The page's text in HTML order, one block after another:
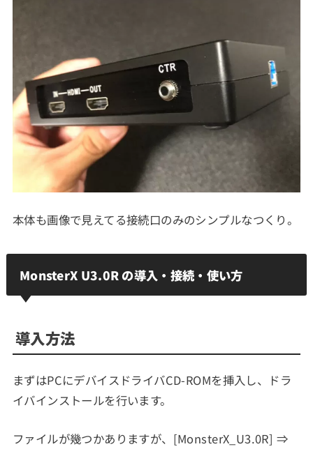
本体も画像で見えてる接続口のみのシンプルなつくり。
MonsterX U3.0R の導入・接続・使い方
導入方法
まずはPCにデバイスドライバCD-ROMを挿入し、ドラ
イバインストールを行います。
ファイルが幾つかありますが、[MonsterX_U3.0R] ⇒